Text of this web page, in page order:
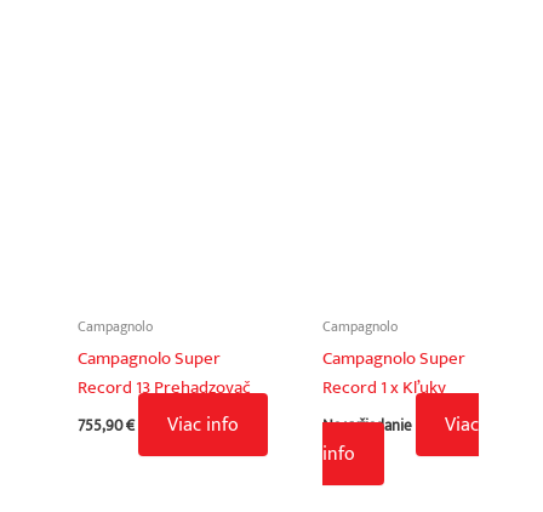
Campagnolo
Campagnolo Super
Record 13 Prehadzovač
755,90€ Viac info
Campagnolo
Campagnolo Super
Record 1 x Kľuky
Na vyžiadanie
Viac
info